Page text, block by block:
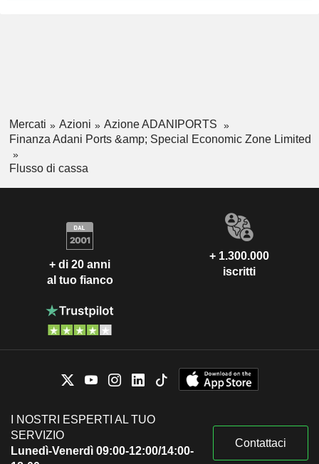
Mercati Azioni
Azione ADANIPORTS
Finanza Adani Ports &amp; Special Economic Zone Limited
Flusso di cassa
+ di 20 anni
al tuo fianco
+ 1.300.000
iscritti
I NOSTRI ESPERTI AL TUO
SERVIZIO
Lunedì-Venerdì 09:00-12:00/14:00-
Contattaci